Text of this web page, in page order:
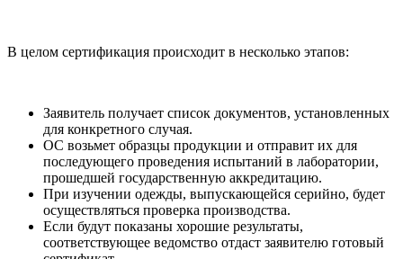
В целом сертификация происходит в несколько этапов:
Заявитель получает список документов, установленных
для конкретного случая.
ОС возьмет образцы продукции и отправит их для
последующего проведения испытаний в лаборатории,
прошедшей государственную аккредитацию.
При изучении одежды, выпускающейся серийно, будет
осуществляться проверка производства.
Если будут показаны хорошие результаты,
соответствующее ведомство отдаст заявителю готовый